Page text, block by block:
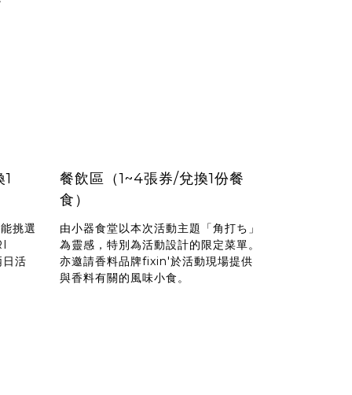
挑選
活
餐飲區（1~4張券/兌換1份餐
食）
由小器食堂以本次活動主題「角打ち」
為靈感，特別為活動設計的限定菜單。
亦邀請香料品牌fixin'於活動現場提供
與香料有關的風味小食。